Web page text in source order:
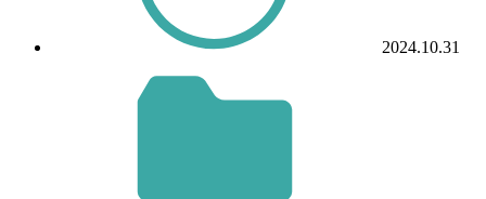
2024.10.31